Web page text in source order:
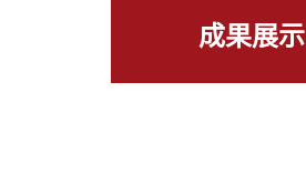
成果展示